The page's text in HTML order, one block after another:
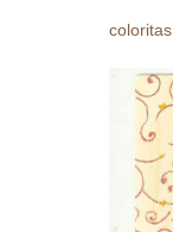
coloritas